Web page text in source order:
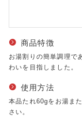
商品特徴
お湯割りの簡単調理で
わいを目指しました。
使用方法
本品たれ60gをお湯ま
さい。